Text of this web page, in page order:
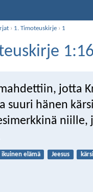
› 1. Timoteuskirje › 1
1:16
jotta
suuri hänen
ikuinen elämä Jeesus